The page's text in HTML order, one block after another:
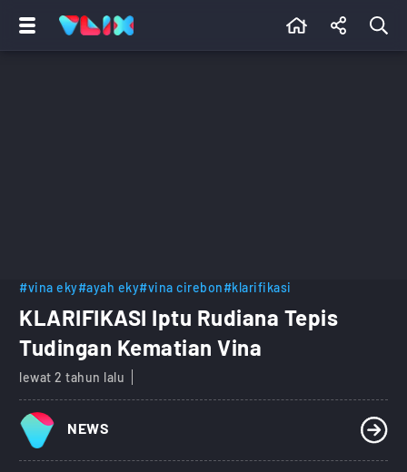
#vina eky#ayah eky#vina cirebon#klarifikasi
KLARIFIKASI Iptu Rudiana Tepis
Tudingan Kematian Vina
lewat 2 tahun lalu
NEWS